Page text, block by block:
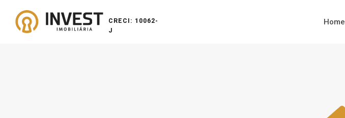
CRECI: 10062-
J
Home